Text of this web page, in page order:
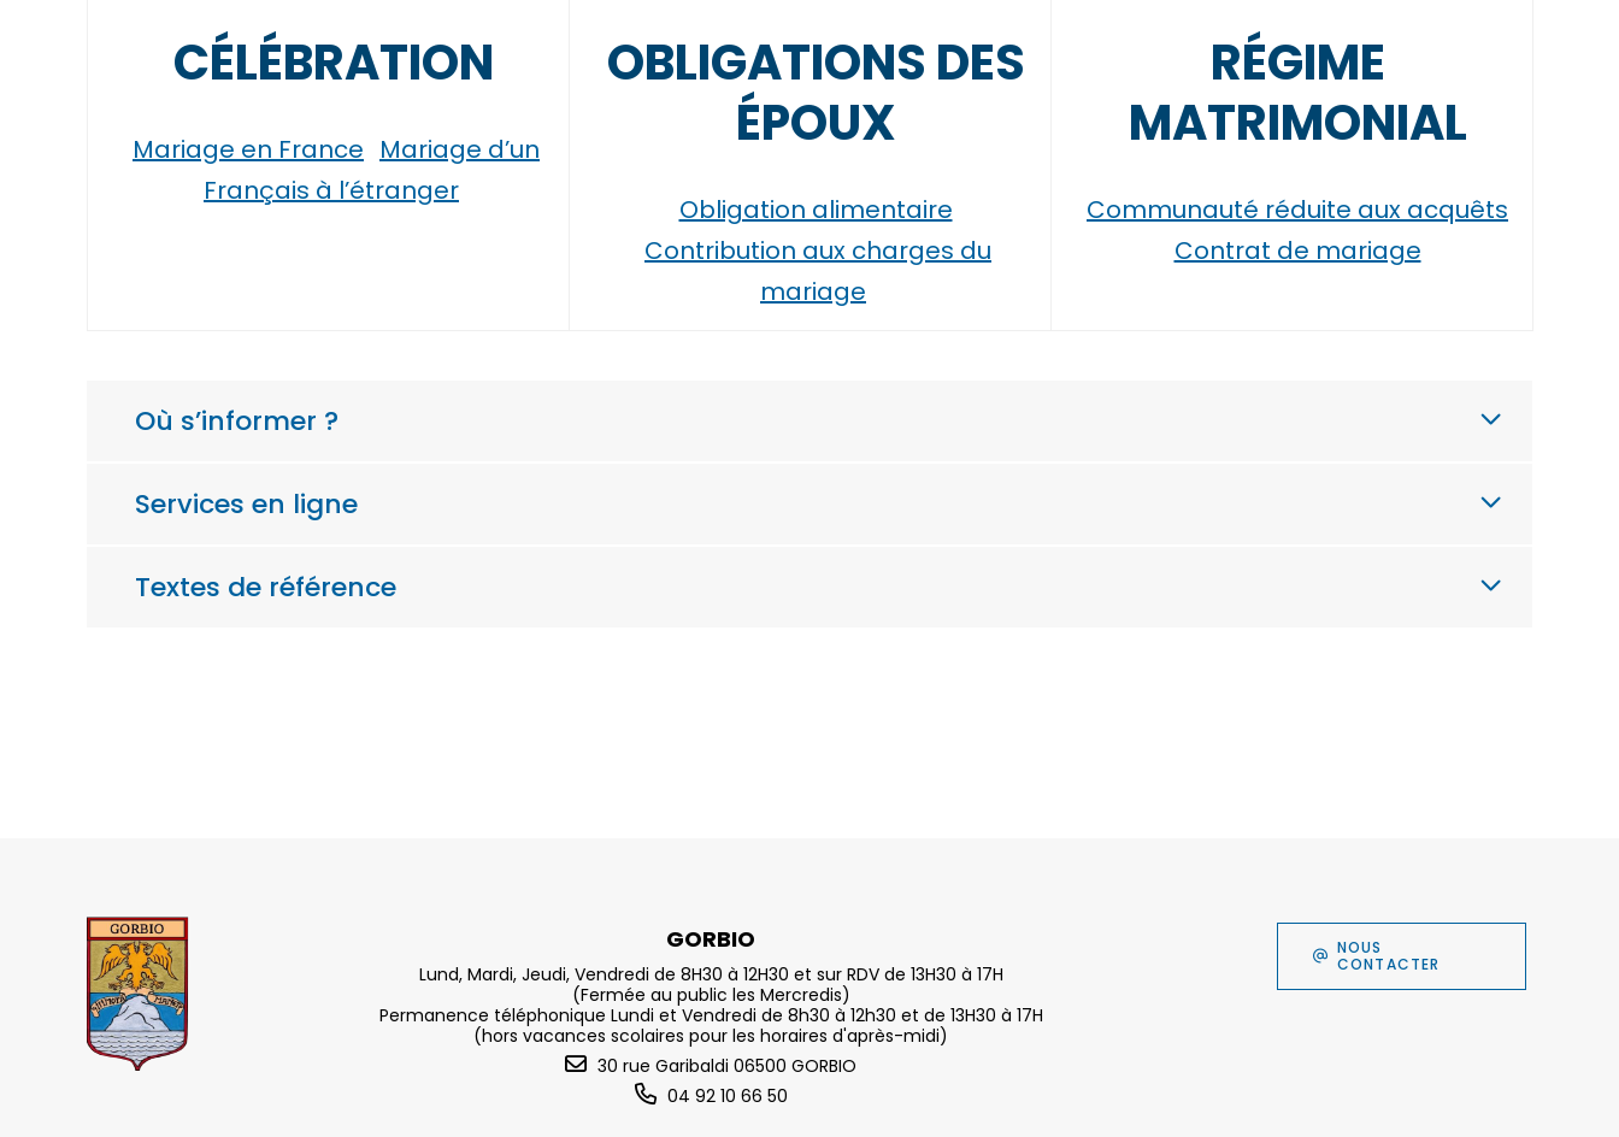
CÉLÉBRATION
Mariage en France Mariage d’un
Français à l’étranger
OBLIGATIONS DES
ÉPOUX
Obligation alimentaire
Contribution aux charges du
mariage
RÉGIME
MATRIMONIAL
Communauté réduite aux acquêts
Contrat de mariage
Où s’informer ?
Services en ligne
Textes de référence
GORBIO
Lund, Mardi, Jeudi, Vendredi de 8H30 à 12H30 et sur RDV de 13H30 à 17H
(Fermée au public les Mercredis)
Permanence téléphonique Lundi et Vendredi de 8h30 à 12h30 et de 13H30 à 17H
(hors vacances scolaires pour les horaires d'après-midi)
30 rue Garibaldi 06500 GORBIO
04 92 10 66 50
NOUS
CONTACTER